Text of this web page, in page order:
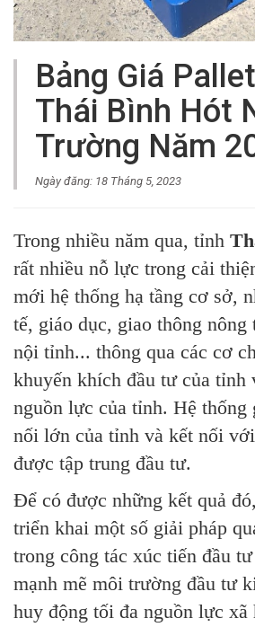
Bảng Giá
Thái Bình Hót
Trường Năm
Ngày đăng: 18 Tháng 5, 2023
Trong nhiều năm qua, tỉnh
rất nhiều nỗ lực trong cải
mới hệ thống hạ tầng cơ sở,
tế, giáo dục, giao thông nông
nội tỉnh... thông qua các cơ
khuyến khích đầu tư của tỉnh
nguồn lực của tỉnh. Hệ thống
nối lớn của tỉnh và kết nối
được tập trung đầu tư.
Để có được những kết quả
triển khai một số giải pháp
trong công tác xúc tiến đầu
mạnh mẽ môi trường đầu tư
huy động tối đa nguồn lực xã